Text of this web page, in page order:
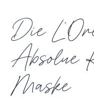
Die
Absolue
Maske